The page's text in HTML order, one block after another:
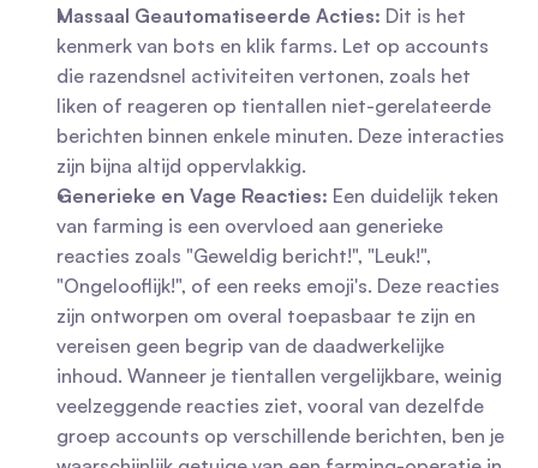
Massaal Geautomatiseerde Acties: Dit is het
kenmerk van bots en klik farms. Let op accounts
die razendsnel activiteiten vertonen, zoals het
liken of reageren op tientallen niet-gerelateerde
berichten binnen enkele minuten. Deze interacties
zijn bijna altijd oppervlakkig.
Generieke en Vage Reacties: Een duidelijk teken
van farming is een overvloed aan generieke
reacties zoals "Geweldig bericht!", "Leuk!",
"Ongelooflijk!", of een reeks emoji's. Deze reacties
zijn ontworpen om overal toepasbaar te zijn en
vereisen geen begrip van de daadwerkelijke
inhoud. Wanneer je tientallen vergelijkbare, weinig
veelzeggende reacties ziet, vooral van dezelfde
groep accounts op verschillende berichten, ben je